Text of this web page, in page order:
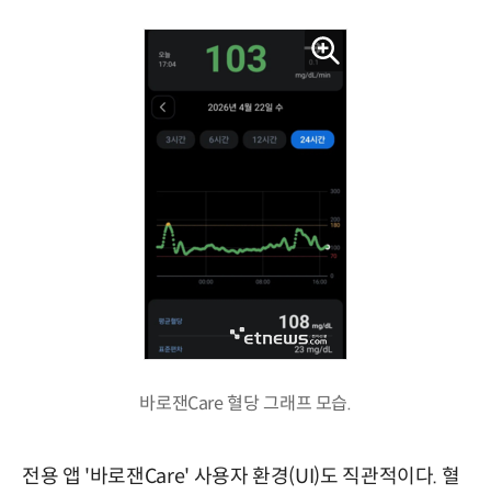
바로잰Care 혈당 그래프 모습.
전용 앱 '바로잰Care' 사용자 환경(UI)도 직관적이다. 혈